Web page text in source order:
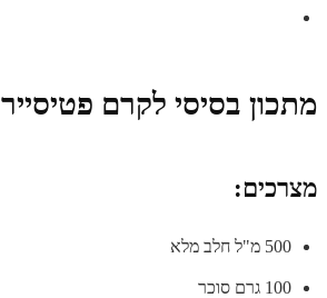
מתכון בסיסי לקרם פטיסייר
מצרכים:
500 מ"ל חלב מלא
100 גרם סוכר